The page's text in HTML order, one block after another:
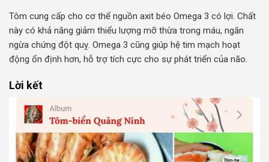
Tôm cung cấp cho cơ thể nguồn axit béo Omega 3 có lợi. Chất
này có khả năng giảm thiểu lượng mỡ thừa trong máu, ngăn
ngừa chứng đột quỵ. Omega 3 cũng giúp hệ tim mạch hoạt
động ổn định hơn, hỗ trợ tích cực cho sự phát triển của não.
Lời kết